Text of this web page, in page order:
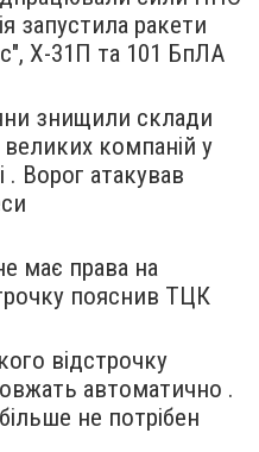
запустила ракети
Х-31П та 101 БпЛА
знищили склади
компаній у
. Ворог атакував
має права на
пояснив ТЦК
відстрочку
автоматично .
не потрібен